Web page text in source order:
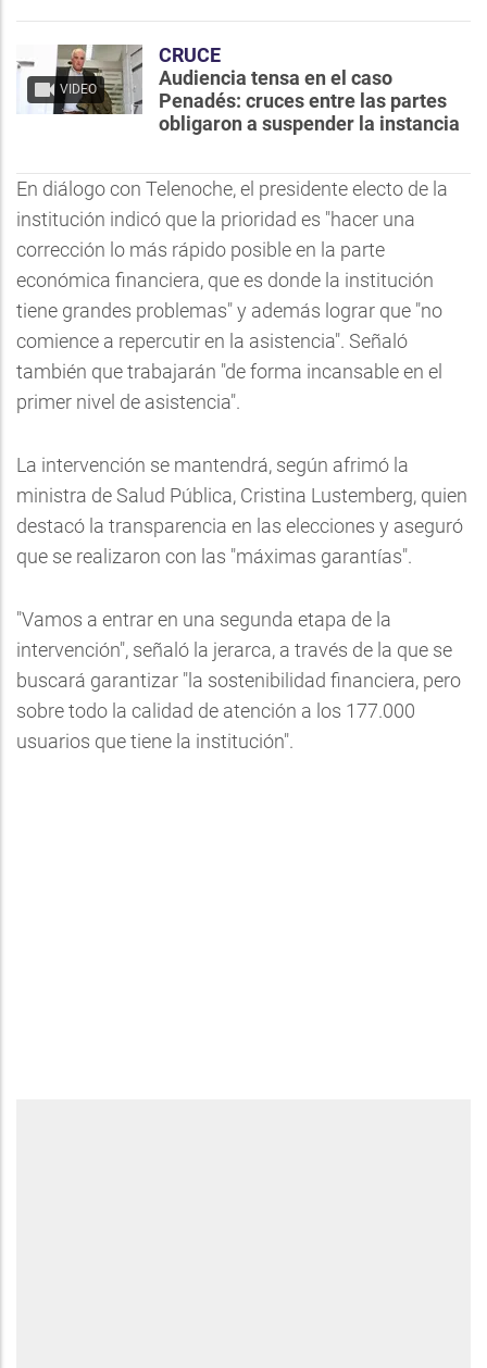
VIDEO
CRUCE
Audiencia tensa en el caso
Penadés: cruces entre las partes
obligaron a suspender la instancia
En diálogo con Telenoche, el presidente electo de la
institución indicó que la prioridad es "hacer una
corrección lo más rápido posible en la parte
económica financiera, que es donde la institución
tiene grandes problemas" y además lograr que "no
comience a repercutir en la asistencia". Señaló
también que trabajarán "de forma incansable en el
primer nivel de asistencia".
La intervención se mantendrá, según afrimó la
ministra de Salud Pública, Cristina Lustemberg, quien
destacó la transparencia en las elecciones y aseguró
que se realizaron con las "máximas garantías".
"Vamos a entrar en una segunda etapa de la
intervención", señaló la jerarca, a través de la que se
buscará garantizar "la sostenibilidad financiera, pero
sobre todo la calidad de atención a los 177.000
usuarios que tiene la institución".